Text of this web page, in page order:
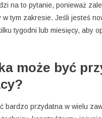
na to pytanie, ponieważ
tym zakresie. Jeśli jesteś
tygodni lub miesięcy, aby
może być
bardzo przydatna w wielu